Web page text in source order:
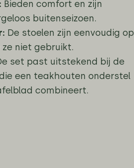
Bieden comfort en zijn
buitenseizoen.
De stoelen zijn eenvoudig op
niet gebruikt.
set past uitstekend bij de
een teakhouten onderstel
combineert.